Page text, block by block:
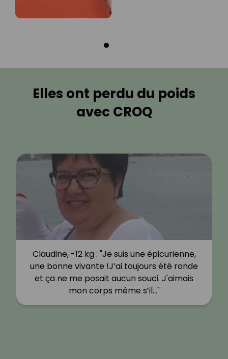
Elles ont perdu du poids
avec CROQ
Claudine, -12 kg : "Je suis une épicurienne,
une bonne vivante !J’ai toujours été ronde
et ça ne me posait aucun souci. J'aimais
mon corps même s’il…"